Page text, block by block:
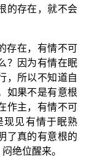
的存在，就不会
存在，有情不可
？因为有情在眠
，所以不知道自
如果不是有意根
作主，有情不可
现见有情于眠熟
了真的有意根的
绝位醒来。